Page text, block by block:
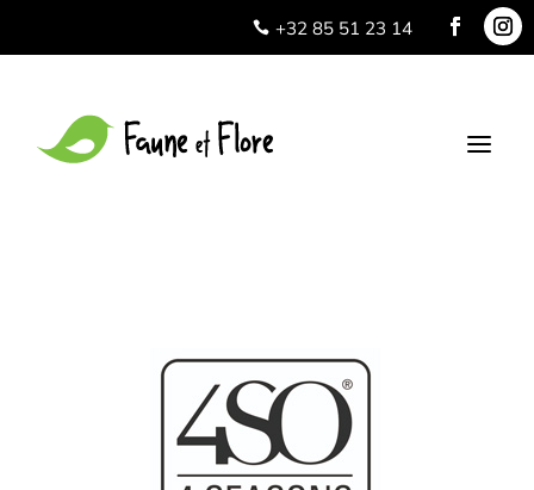
 +32 85 51 23 14
a